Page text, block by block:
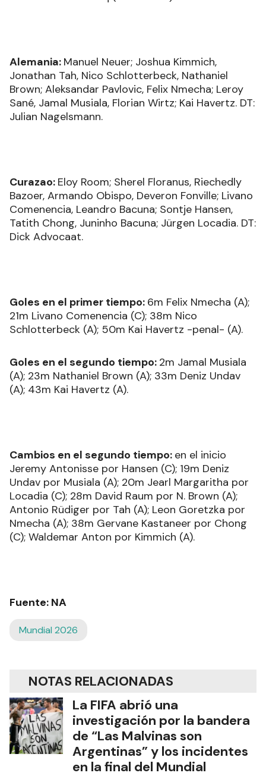
Alemania: Manuel Neuer; Joshua Kimmich,
Jonathan Tah, Nico Schlotterbeck, Nathaniel
Brown; Aleksandar Pavlovic, Felix Nmecha; Leroy
Sané, Jamal Musiala, Florian Wirtz; Kai Havertz. DT:
Julian Nagelsmann.
Curazao: Eloy Room; Sherel Floranus, Riechedly
Bazoer, Armando Obispo, Deveron Fonville; Livano
Comenencia, Leandro Bacuna; Sontje Hansen,
Tatith Chong, Juninho Bacuna; Jürgen Locadia. DT:
Dick Advocaat.
Goles en el primer tiempo: 6m Felix Nmecha (A);
21m Livano Comenencia (C); 38m Nico
Schlotterbeck (A); 50m Kai Havertz -penal- (A).
Goles en el segundo tiempo: 2m Jamal Musiala
(A); 23m Nathaniel Brown (A); 33m Deniz Undav
(A); 43m Kai Havertz (A).
Cambios en el segundo tiempo: en el inicio
Jeremy Antonisse por Hansen (C); 19m Deniz
Undav por Musiala (A); 20m Jearl Margaritha por
Locadia (C); 28m David Raum por N. Brown (A);
Antonio Rüdiger por Tah (A); Leon Goretzka por
Nmecha (A); 38m Gervane Kastaneer por Chong
(C); Waldemar Anton por Kimmich (A).
Fuente: NA
Mundial 2026
NOTAS RELACIONADAS
La FIFA abrió una
investigación por la bandera
de “Las Malvinas son
Argentinas” y los incidentes
en la final del Mundial